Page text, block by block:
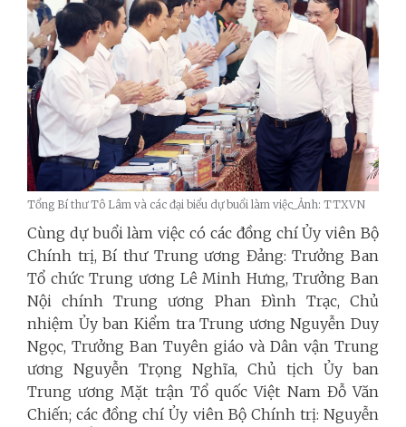
Tổng Bí thư Tô Lâm và các đại biểu dự buổi làm việc_Ảnh: TTXVN
Cùng dự buổi làm việc có các đồng chí Ủy viên Bộ
Chính trị, Bí thư Trung ương Đảng: Trưởng Ban
Tổ chức Trung ương Lê Minh Hưng, Trưởng Ban
Nội chính Trung ương Phan Đình Trạc, Chủ
nhiệm Ủy ban Kiểm tra Trung ương Nguyễn Duy
Ngọc, Trưởng Ban Tuyên giáo và Dân vận Trung
ương Nguyễn Trọng Nghĩa, Chủ tịch Ủy ban
Trung ương Mặt trận Tổ quốc Việt Nam Đỗ Văn
Chiến; các đồng chí Ủy viên Bộ Chính trị: Nguyễn